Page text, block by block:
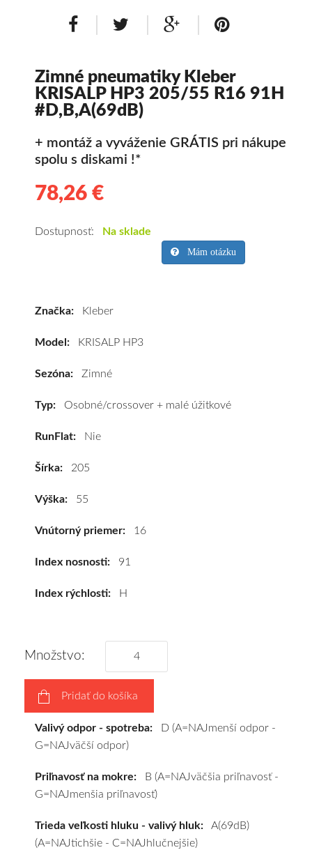
Zimné pneumatiky Kleber
KRISALP HP3 205/55 R16 91H
#D,B,A(69dB)
+ montáž a vyváženie GRÁTIS pri nákupe
spolu s diskami !*
78,26 €
pneumatiky
KRISALP
R16
#D,B,A(69dB)
pneumatiky
na
a
pošleme
zadarmo.
Dostupnosť: Na sklade
Mám otázku
Značka: Kleber
Model: KRISALP HP3
Sezóna: Zimné
Typ: Osobné/crossover + malé úžitkové
RunFlat: Nie
Šírka: 205
Výška: 55
Vnútorný priemer: 16
Index nosnosti: 91
Index rýchlosti: H
Množstvo:
Pridať do košíka
Valivý odpor - spotreba: D (A=NAJmenší odpor -
G=NAJväčší odpor)
Priľnavosť na mokre: B (A=NAJväčšia priľnavosť -
G=NAJmenšia priľnavosť)
Trieda veľkosti hluku - valivý hluk: A(69dB)
(A=NAJtichšie - C=NAJhlučnejšie)